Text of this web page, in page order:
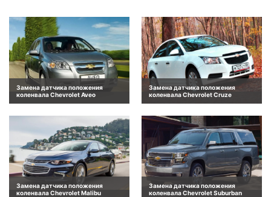
Замена датчика положения
коленвала Chevrolet Aveo
Замена датчика положения
коленвала Chevrolet Cruze
Замена датчика положения
коленвала Chevrolet Malibu
Замена датчика положения
коленвала Chevrolet Suburban